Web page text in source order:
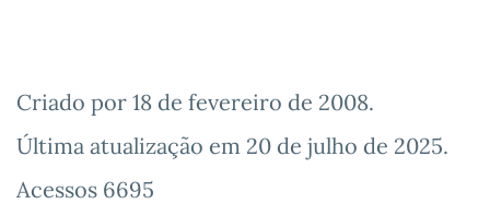
Criado por 18 de fevereiro de 2008.
Última atualização em 20 de julho de 2025.
Acessos 6695